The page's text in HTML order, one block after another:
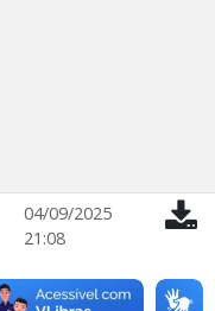
04/09/2025
21:08